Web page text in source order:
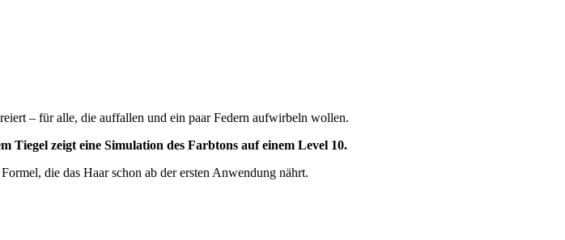
– für alle, die auffallen und ein paar Federn aufwirbeln wollen.
Tiegel zeigt eine Simulation des Farbtons auf einem Level 10.
die das Haar schon ab der ersten Anwendung nährt.